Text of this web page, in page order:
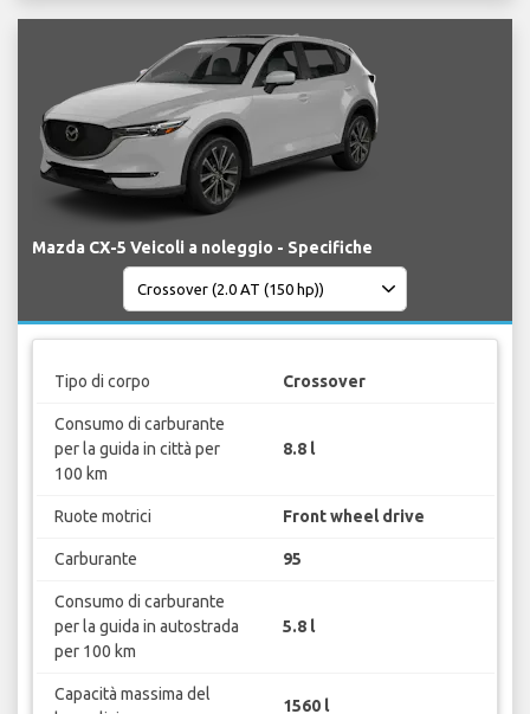
Mazda CX-5 Veicoli a noleggio - Specifiche
Tipo di corpo Crossover
Consumo di carburante
per la guida in città per
100 km
8.8 l
Ruote motrici Front wheel drive
Carburante 95
Consumo di carburante
per la guida in autostrada
per 100 km
5.8 l
Capacità massima del
1560 l